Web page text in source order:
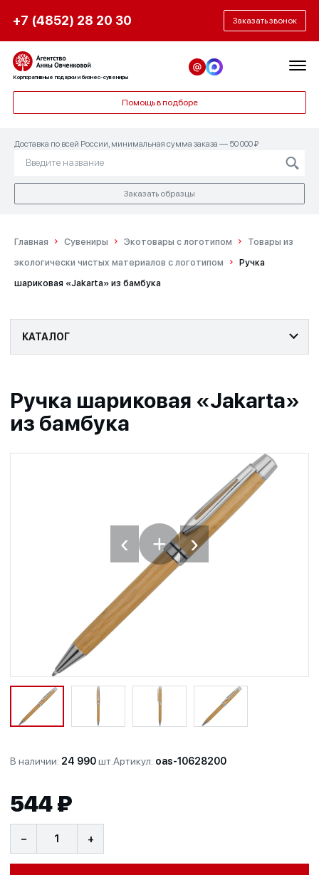
+7 (4852) 28 20 30 Заказать звонок
Корпоративные подарки и бизнес-сувениры
Помощь в подборе
Доставка по всей России, минимальная сумма заказа — 50 000 ₽
Заказать образцы
Главная Сувениры Экотовары с логотипом
Товары из
экологически чистых материалов с логотипом
Ручка
шариковая «Jakarta» из бамбука
КАТАЛОГ
Ручка шариковая «Jakarta»
из бамбука
‹ + ›
В наличии: 24 990шт.Артикул: oas-10628200
544 ₽
− +